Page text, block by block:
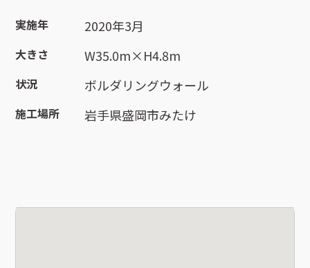
実施年 2020年3月
大きさ W35.0m×H4.8m
状況 ボルダリングウォール
施工場所 岩手県盛岡市みたけ